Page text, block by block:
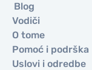
Blog
Vodiči
O tome
Pomoć i podrška
Uslovi i odredbe